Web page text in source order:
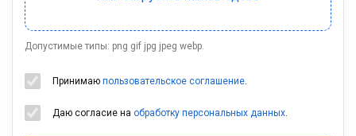
Допустимые типы: png gif jpg jpeg webp.
Принимаю пользовательское соглашение.
Даю согласие на обработку персональных данных.